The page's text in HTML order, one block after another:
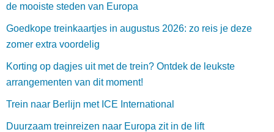
de mooiste steden van Europa
Goedkope treinkaartjes in augustus 2026: zo reis je deze
zomer extra voordelig
Korting op dagjes uit met de trein? Ontdek de leukste
arrangementen van dit moment!
Trein naar Berlijn met ICE International
Duurzaam treinreizen naar Europa zit in de lift